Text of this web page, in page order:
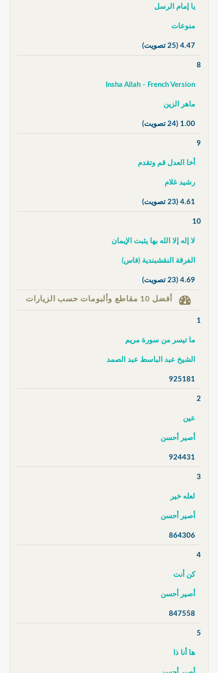
يا إمام الرسل
منوعات
4.47 (25 تصويت)
8
Insha Allah - French Version
ماهر الزين
1.00 (24 تصويت)
9
أخا العدل قم وتقدم
رشيد غلام
4.61 (23 تصويت)
10
لا إله إلا الله بها يثبت الإيمان
الفرقة النقشبندية (فاس)
4.69 (23 تصويت)
أفضل 10 مقاطع وألبومات حسب الزيارات
1
ما تيسر من سورة مريم
الشيخ عبد الباسط عبد الصمد
925181
2
عين
أصير أحسن
924431
3
لعله خير
أصير أحسن
864306
4
كن أنت
أصير أحسن
847558
5
ها أنا ذا